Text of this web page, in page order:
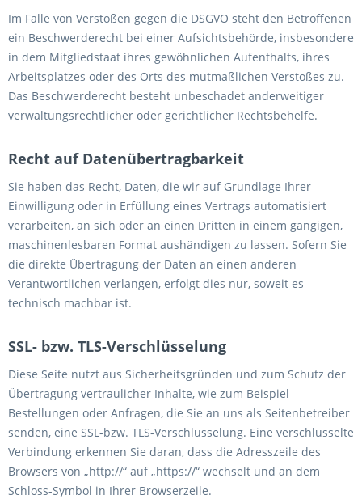
Im Falle von Verstößen gegen die DSGVO steht den Betroffenen
ein Beschwerderecht bei einer Aufsichtsbehörde, insbesondere
in dem Mitgliedstaat ihres gewöhnlichen Aufenthalts, ihres
Arbeitsplatzes oder des Orts des mutmaßlichen Verstoßes zu.
Das Beschwerderecht besteht unbeschadet anderweitiger
verwaltungsrechtlicher oder gerichtlicher Rechtsbehelfe.
Recht auf Datenübertragbarkeit
Sie haben das Recht, Daten, die wir auf Grundlage Ihrer
Einwilligung oder in Erfüllung eines Vertrags automatisiert
verarbeiten, an sich oder an einen Dritten in einem gängigen,
maschinenlesbaren Format aushändigen zu lassen. Sofern Sie
die direkte Übertragung der Daten an einen anderen
Verantwortlichen verlangen, erfolgt dies nur, soweit es
technisch machbar ist.
SSL- bzw. TLS-Verschlüsselung
Diese Seite nutzt aus Sicherheitsgründen und zum Schutz der
Übertragung vertraulicher Inhalte, wie zum Beispiel
Bestellungen oder Anfragen, die Sie an uns als Seitenbetreiber
senden, eine SSL-bzw. TLS-Verschlüsselung. Eine verschlüsselte
Verbindung erkennen Sie daran, dass die Adresszeile des
Browsers von „http://“ auf „https://“ wechselt und an dem
Schloss-Symbol in Ihrer Browserzeile.